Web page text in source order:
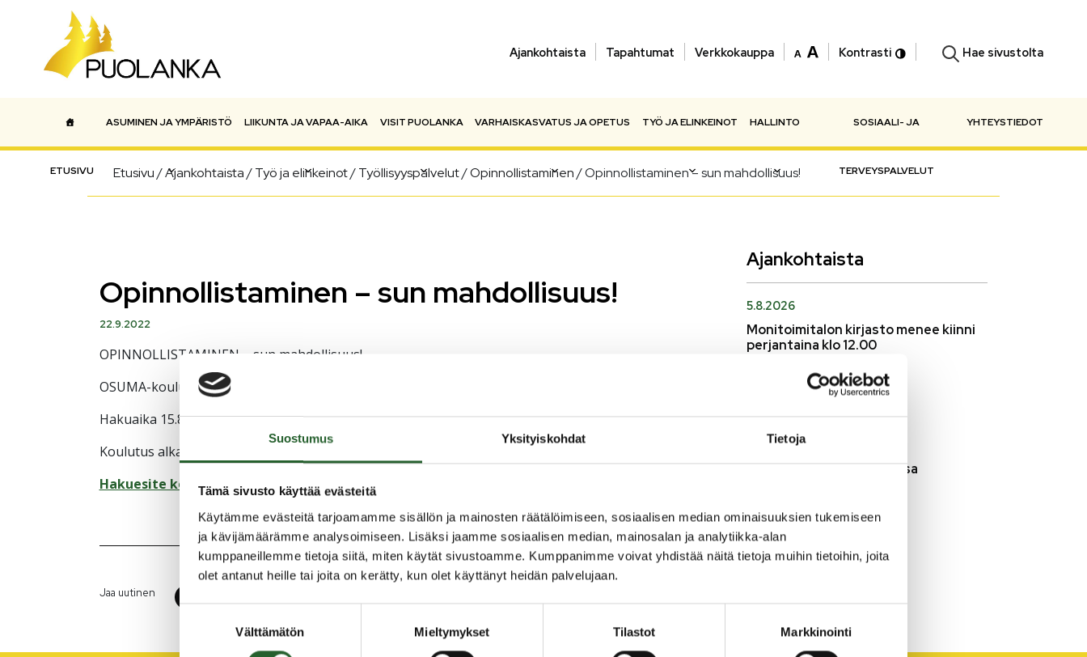
Suostumus Yksityiskohdat Tietoja
Tämä sivusto käyttää evästeitä
Käytämme evästeitä tarjoamamme sisällön ja mainosten räätälöimiseen, sosiaalisen median ominaisuuksien tukemiseen
ja kävijämäärämme analysoimiseen. Lisäksi jaamme sosiaalisen median, mainosalan ja analytiikka-alan
kumppaneillemme tietoja siitä, miten käytät sivustoamme. Kumppanimme voivat yhdistää näitä tietoja muihin tietoihin, joita
olet antanut heille tai joita on kerätty, kun olet käyttänyt heidän palvelujaan.
Välttämätön Mieltymykset Tilastot Markkinointi
Ajankohtaista Tapahtumat Verkkokauppa Kontrasti Hae sivustolta
Päävalikko
ETUSIVU
ASUMINEN JA YMPÄRISTÖ LIIKUNTA JA VAPAA-AIKA VISIT PUOLANKA VARHAISKASVATUS JA OPETUS TYÖ JA ELINKEINOT HALLINTO SOSIAALI- JA
TERVEYSPALVELUT
YHTEYSTIEDOT
Etusivu/Ajankohtaista/Työ ja elinkeinot/Työllisyyspalvelut/Opinnollistaminen/Opinnollistaminen – sun mahdollisuus!
Opinnollistaminen – sun mahdollisuus!
22.9.2022
OPINNOLLISTAMINEN – sun mahdollisuus!
OSUMA-koulutus Puolanka, numero 705230.
Hakuaika 15.8.2022 – 9.1.2023
Koulutus alkaa 6.2.2023
Hakuesite koulutukseen (PDF)
Jaa uutinen
Ajankohtaista
5.8.2026
Monitoimitalon kirjasto menee kiinni
perjantaina klo 12.00
Henkilömuutoksia
maaseutuhallinnossa
29.7.2026
Asfaltointityöt taajamassa
KATSO KAIKKI